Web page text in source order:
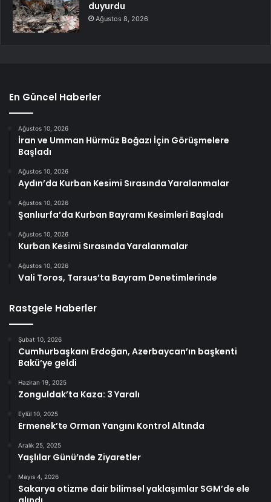
duyurdu
Ağustos 8, 2026
En Güncel Haberler
Ağustos 10, 2026
İran ve Umman Hürmüz Boğazı İçin Görüşmelere
Başladı
Ağustos 10, 2026
Aydın’da Kurban Kesimi Sırasında Yaralanmalar
Ağustos 10, 2026
Şanlıurfa’da Kurban Bayramı Kesimleri Başladı
Ağustos 10, 2026
Kurban Kesimi Sırasında Yaralanmalar
Ağustos 10, 2026
Vali Toros, Tarsus’ta Bayram Denetimlerinde
Rastgele Haberler
Şubat 10, 2026
Cumhurbaşkanı Erdoğan, Azerbaycan’ın başkenti
Bakü’ye geldi
Haziran 19, 2025
Zonguldak’ta Kaza: 3 Yaralı
Eylül 10, 2025
Ermenek’te Orman Yangını Kontrol Altında
Aralık 25, 2025
Yaşlılar Günü’nde Ziyaretler
Mayıs 4, 2026
Sakarya otizme dair bilimsel yaklaşımlar SGM’de ele